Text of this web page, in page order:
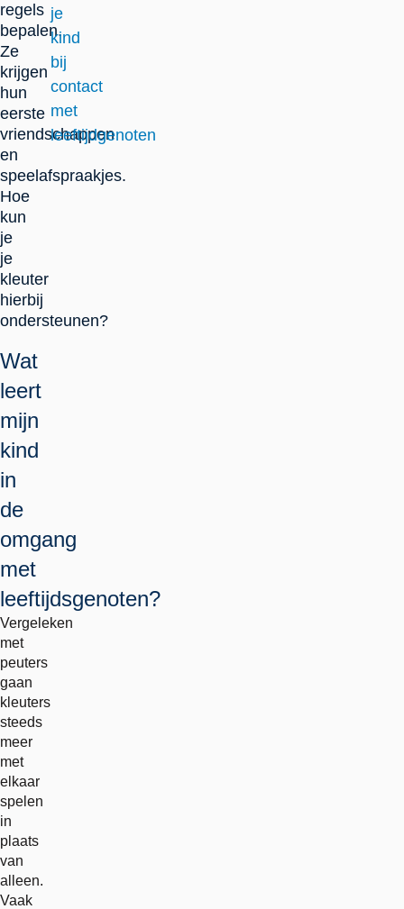
regels
bepalen.
Ze
krijgen
hun
eerste
vriendschappen
en
speelafspraakjes.
Hoe
kun
je
je
kleuter
hierbij
ondersteunen?
je
kind
bij
contact
met
leeftijdgenoten
Wat
leert
mijn
kind
in
de
omgang
met
leeftijdsgenoten?
Vergeleken
met
peuters
gaan
kleuters
steeds
meer
met
elkaar
spelen
in
plaats
van
alleen.
Vaak